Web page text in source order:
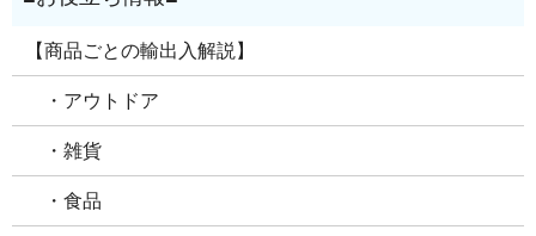
【商品ごとの輸出入解説】
・アウトドア
・雑貨
・食品